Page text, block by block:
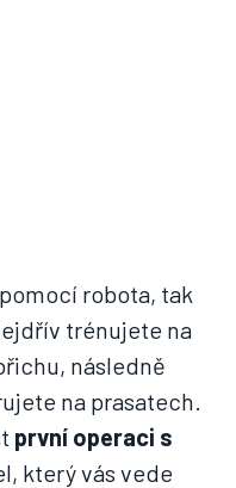
robota, tak
trénujete na
následně
na prasatech.
první operaci s
který vás vede